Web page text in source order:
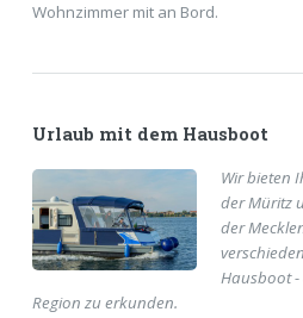
Wohnzimmer mit an Bord.
Urlaub mit dem Hausboot
Wir bieten
der Müritz
der
Hausboot -
Region zu erkunden.